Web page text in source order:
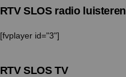
RTV SLOS radio luisteren
[fvplayer id="3"]
RTV SLOS TV